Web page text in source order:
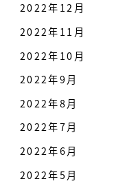
2022年12月
2022年11月
2022年10月
2022年9月
2022年8月
2022年7月
2022年6月
2022年5月